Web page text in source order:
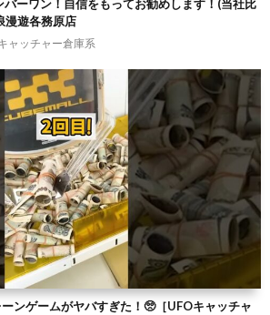
バーワン！自信をもってお勧めします！(当社比
漫遊各務原店
ャッチャー倉庫系
ンゲームがヤバすぎた！🥺［UFOキャッチャ